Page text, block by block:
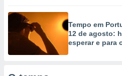
fontes,
melhorar
dados
Tempo em
12 de agosto:
esperar e para